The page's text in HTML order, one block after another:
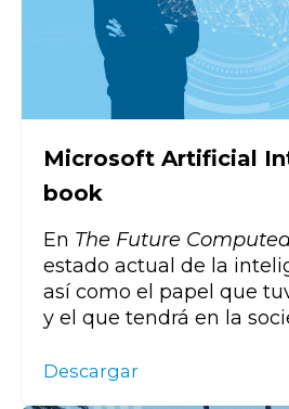
Microsoft Artificial
book
En The Future
estado actual de la
así como el papel que tu
y el que tendrá en la
Descargar